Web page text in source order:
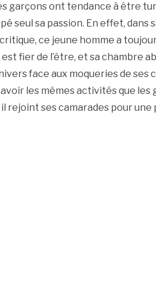
garçons ont tendance à être
seul sa passion. En effet, dans
ce jeune homme a
fier de l’être, et sa chambre
face aux moqueries de ses
les mêmes activités que les
il rejoint ses camarades pour